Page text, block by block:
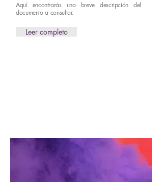
Aquí encontrarás una breve descripción del
documento a consultar.
Leer completo